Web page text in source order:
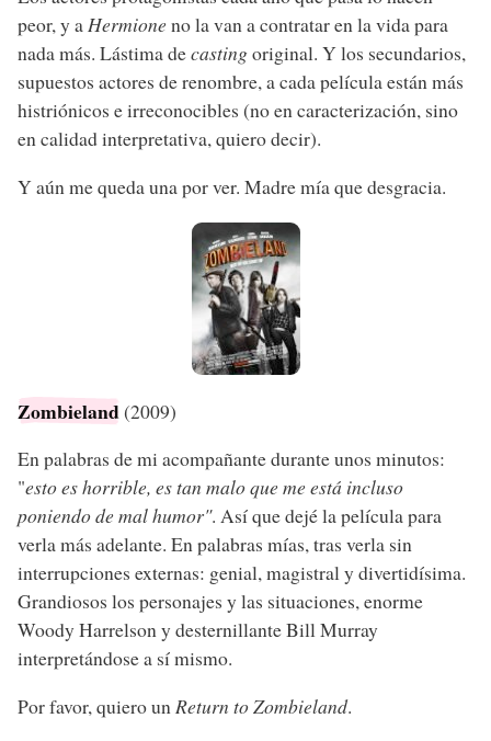
peor, y aHermioneno la van a contratar en la vida para
nada más. Lástima decastingoriginal. Y los secundarios,
supuestos actores de renombre, a cada película están más
histriónicos e irreconocibles (no en caracterización, sino
en calidad interpretativa, quiero decir).
Y aún me queda una por ver. Madre mía que desgracia.
Zombieland(2009)
En palabras de mi acompañante durante unos minutos:
"esto es horrible, es tan malo que me está incluso
poniendo de mal humor". Así que dejé la película para
verla más adelante. En palabras mías, tras verla sin
interrupciones externas: genial, magistral y divertidísima.
Grandiosos los personajes y las situaciones, enorme
Woody Harrelson y desternillante Bill Murray
interpretándose a sí mismo.
Por favor, quiero un Return to Zombieland.